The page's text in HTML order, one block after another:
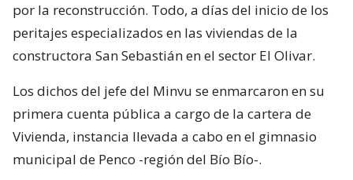
por la reconstrucción. Todo, a días del inicio de los
peritajes especializados en las viviendas de la
constructora San Sebastián en el sector El Olivar.
Los dichos del jefe del Minvu se enmarcaron en su
primera cuenta pública a cargo de la cartera de
Vivienda, instancia llevada a cabo en el gimnasio
municipal de Penco -región del Bío Bío-.